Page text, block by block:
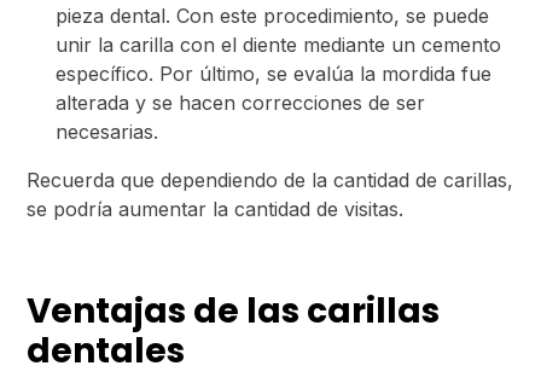
pieza dental. Con este procedimiento, se puede
unir la carilla con el diente mediante un cemento
específico. Por último, se evalúa la mordida fue
alterada y se hacen correcciones de ser
necesarias.
Recuerda que dependiendo de la cantidad de carillas,
se podría aumentar la cantidad de visitas.
Ventajas de las carillas
dentales